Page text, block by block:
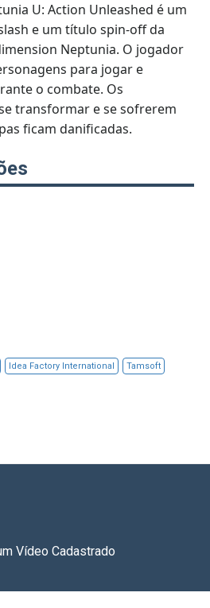
U: Action Unleashed é um
e um título spin-off da
Neptunia. O jogador
para jogar e
o combate. Os
transformar e se sofrerem
ficam danificadas.
Idea Factory International Tamsoft
Vídeo Cadastrado